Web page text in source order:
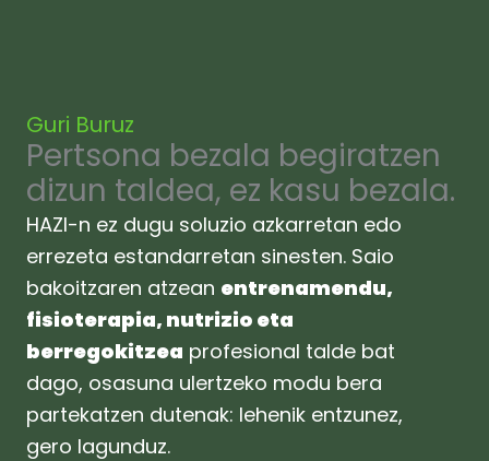
Guri Buruz
Pertsona bezala begiratzen
dizun taldea, ez kasu bezala.
HAZI-n ez dugu soluzio azkarretan edo
errezeta estandarretan sinesten. Saio
bakoitzaren atzean entrenamendu,
fisioterapia, nutrizio eta
berregokitzea profesional talde bat
dago, osasuna ulertzeko modu bera
partekatzen dutenak: lehenik entzunez,
gero lagunduz.